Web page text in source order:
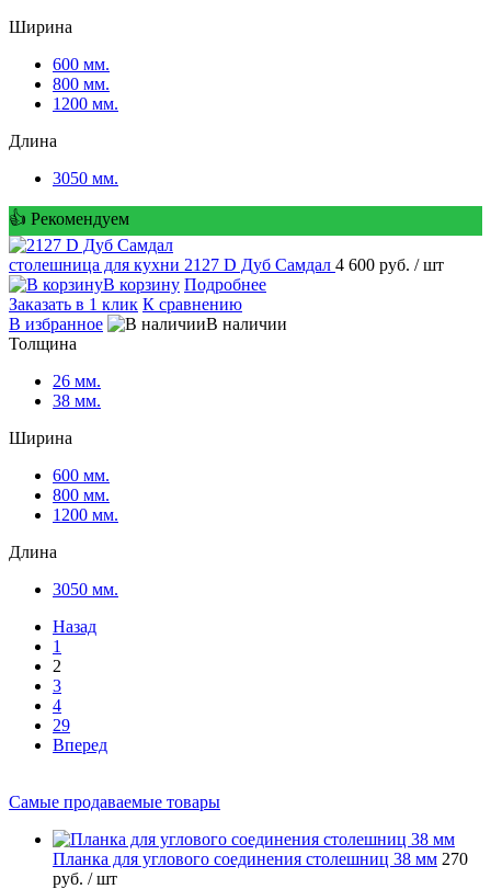
Ширина
600 мм.
800 мм.
1200 мм.
Длина
3050 мм.
👍 Рекомендуем
столешница для кухни 2127 D Дуб Самдал 4 600 руб. / шт
В корзину Подробнее
Заказать в 1 клик К сравнению
В избранное
В наличии
Толщина
26 мм.
38 мм.
Ширина
600 мм.
800 мм.
1200 мм.
Длина
3050 мм.
Назад
1
2
3
4
29
Вперед
Самые продаваемые товары
Планка для углового соединения столешниц 38 мм 270
руб. / шт